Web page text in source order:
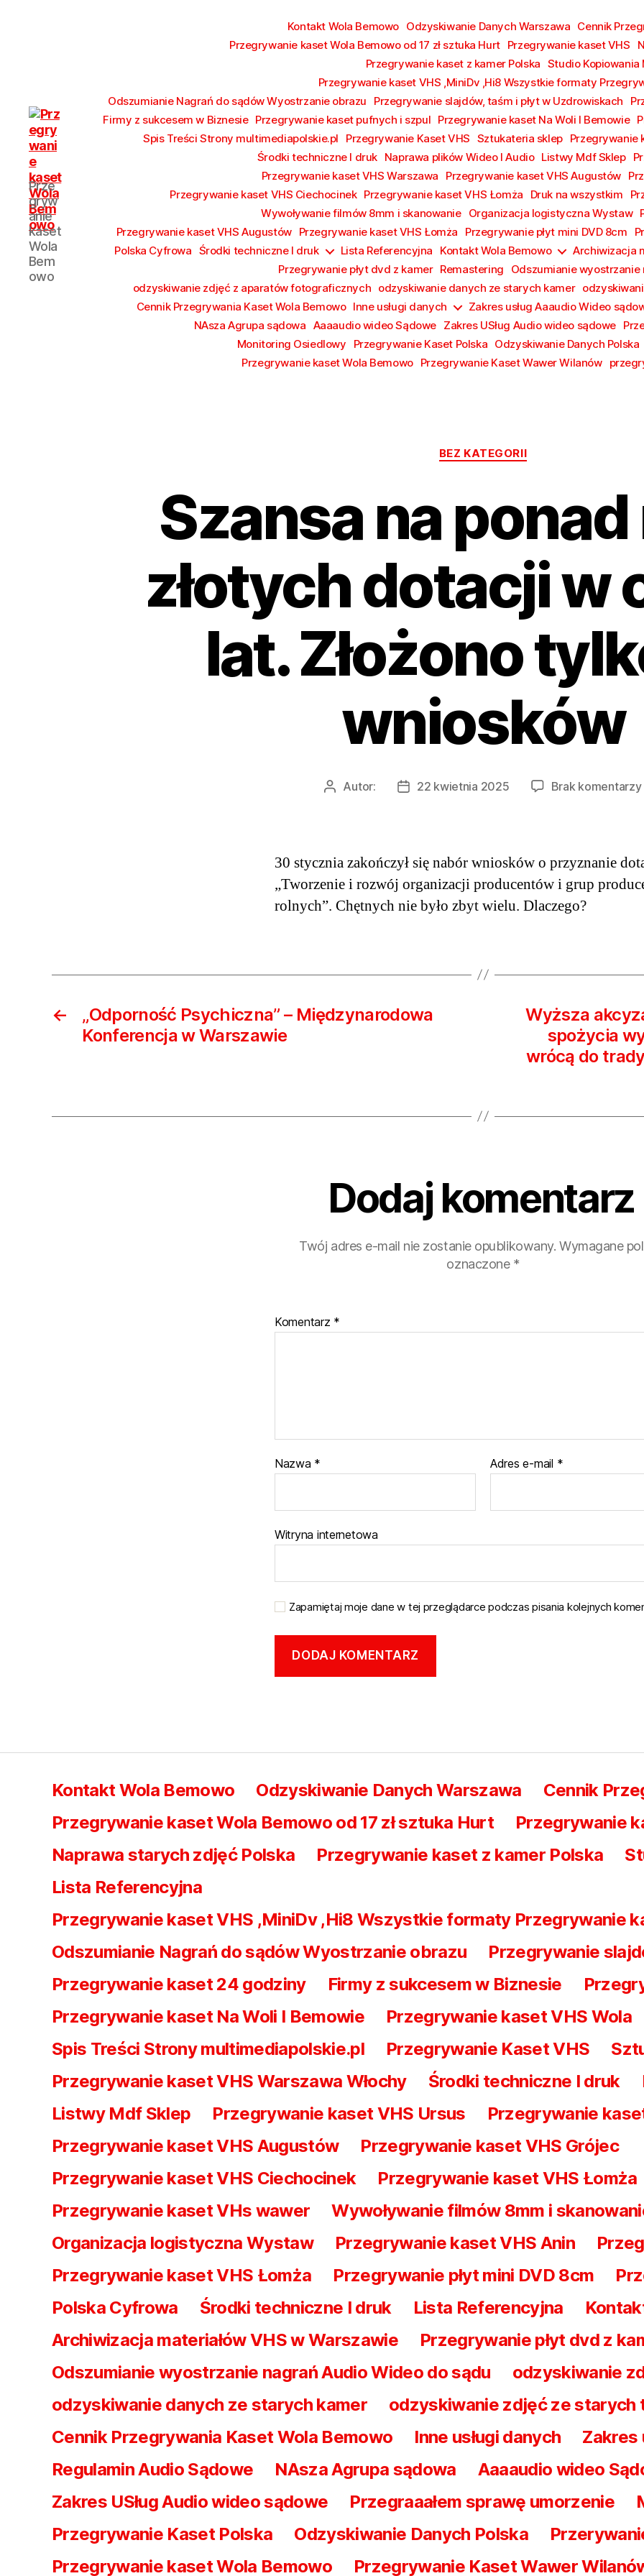
Przegrywanie
kaset
Bemowo
Wola
od
17
zł
Prze
gryw
anie
kaset
Wola
Bem
owo
Kontakt Wola Bemowo Odzyskiwanie Danych Warszawa Cennik
Przegrywanie kaset Wola Bemowo od 17 zł sztuka Hurt Przegrywanie kaset VHS
Przegrywanie kaset z kamer Polska Studio Kopiowania
Przegrywanie kaset VHS ,MiniDv ,Hi8 Wszystkie formaty
Odszumianie Nagrań do sądów Wyostrzanie obrazu
Przegrywanie slajdów, taśm i płyt w Uzdrowiskach
Firmy z sukcesem w Biznesie Przegrywanie kaset pufnych i szpul Przegrywanie kaset Na Woli I Bemowie
Spis Treści Strony multimediapolskie.pl
Przegrywanie Kaset VHS Sztukateria sklep Przegrywanie
Środki techniczne I druk Naprawa plików Wideo I Audio Listwy Mdf Sklep
Przegrywanie kaset VHS Warszawa
Przegrywanie kaset VHS Augustów
Przegrywanie kaset VHS Ciechocinek Przegrywanie kaset VHS Łomża Druk na wszystkim
Wywoływanie filmów 8mm i skanowanie Organizacja logistyczna Wystaw
Przegrywanie kaset VHS Augustów Przegrywanie kaset VHS Łomża Przegrywanie płyt mini DVD 8cm
Polska Cyfrowa Środki techniczne I druk Lista Referencyjna Kontakt Wola Bemowo
Archiwizacja
Przegrywanie płyt dvd z kamer Remastering
Odszumianie
odzyskiwanie zdjęć z aparatów fotograficznych odzyskiwanie danych ze starych kamer
Cennik Przegrywania Kaset Wola Bemowo Inne usługi danych Zakres usług Aaaudio Wideo
NAsza Agrupa sądowa Aaaaudio wideo Sądowe Zakres USług Audio wideo sądowe
Monitoring Osiedlowy
Przegrywanie Kaset Polska Odzyskiwanie Danych Polska
Przegrywanie kaset Wola Bemowo Przegrywanie Kaset Wawer Wilanów
Kategorie
BEZ KATEGORII
Szansa na
złotych dotacji w
lat. Złożono
wniosków
AutorAutor:
Data22 kwietnia 2025 Brak komentarzy
30 stycznia zakończył się nabór wniosków o przyznanie
„Tworzenie i rozwój organizacji producentów i grup
rolnych”. Chętnych nie było zbyt wielu. Dlaczego?
←
„Odporność Psychiczna” – Międzynarodowa
Konferencja w Warszawie
Wyższa
spożycia
wrócą do
Dodaj komentarz
Twój adres e-mail nie zostanie opublikowany. Wymagane
oznaczone *
Komentarz *
Nazwa * Adres e-mail *
Witryna internetowa
Zapamiętaj moje dane w tej przeglądarce podczas pisania kolejnych
Kontakt Wola Bemowo Odzyskiwanie Danych Warszawa
Cennik
Przegrywanie kaset Wola Bemowo od 17 zł sztuka Hurt
Przegrywanie
Naprawa starych zdjęć Polska
Przegrywanie kaset z kamer Polska
Lista Referencyjna
Przegrywanie kaset VHS ,MiniDv ,Hi8 Wszystkie formaty Przegrywanie
Odszumianie Nagrań do sądów Wyostrzanie obrazu
Przegrywanie
Przegrywanie kaset 24 godziny
Firmy z sukcesem w Biznesie
Przegrywanie kaset Na Woli I Bemowie
Przegrywanie kaset VHS Wola
Spis Treści Strony multimediapolskie.pl
Przegrywanie Kaset VHS
Przegrywanie kaset VHS Warszawa Włochy
Środki techniczne I druk
Listwy Mdf Sklep
Przegrywanie kaset VHS Ursus
Przegrywanie
Przegrywanie kaset VHS Augustów
Przegrywanie kaset VHS Grójec
Przegrywanie kaset VHS Ciechocinek
Przegrywanie kaset VHS Łomża
Przegrywanie kaset VHs wawer
Wywoływanie filmów 8mm i
Organizacja logistyczna Wystaw
Przegrywanie kaset VHS Anin
Przegrywanie kaset VHS Łomża
Przegrywanie płyt mini DVD 8cm
Polska Cyfrowa
Środki techniczne I druk Lista Referencyjna
Archiwizacja materiałów VHS w Warszawie
Przegrywanie płyt dvd z
Odszumianie wyostrzanie nagrań Audio Wideo do sądu
odzyskiwanie
odzyskiwanie danych ze starych kamer
odzyskiwanie zdjęć ze starych
Cennik Przegrywania Kaset Wola Bemowo
Inne usługi danych
Zakres
Regulamin Audio Sądowe
NAsza Agrupa sądowa
Aaaaudio wideo
Zakres USług Audio wideo sądowe
Przegraaałem sprawę umorzenie
Przegrywanie Kaset Polska
Odzyskiwanie Danych Polska
Przegrywanie kaset Wola Bemowo
Przegrywanie Kaset Wawer